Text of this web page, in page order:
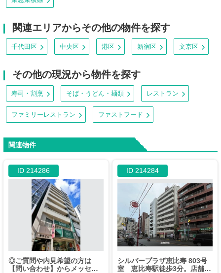
関連エリアからその他の物件を探す
千代田区 中央区 港区 新宿区 文京区
その他の現況から物件を探す
寿司・割烹 そば・うどん・麺類 レストラン
ファミリーレストラン ファストフード
関連物件
ID 214286
◎ご質問や内見希望の方は
【問い合わせ】からメッセー
ID 214284
シルバープラザ恵比寿 803号
室 恵比寿駅徒歩3分。店舗利